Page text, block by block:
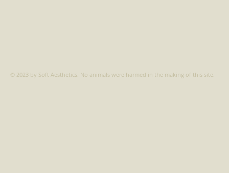
​​© 2023 by Soft Aesthetics. No animals were harmed in the making of this site.